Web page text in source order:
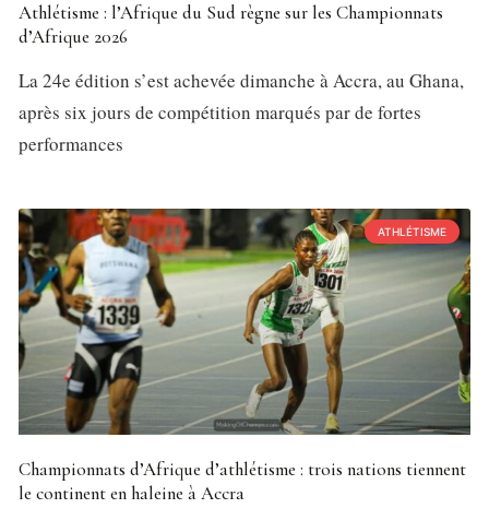
Athlétisme : l’Afrique du Sud règne sur les Championnats
d’Afrique 2026
La 24e édition s’est achevée dimanche à Accra, au Ghana,
après six jours de compétition marqués par de fortes
performances
ATHLÉTISME
Championnats d’Afrique d’athlétisme : trois nations tiennent
le continent en haleine à Accra